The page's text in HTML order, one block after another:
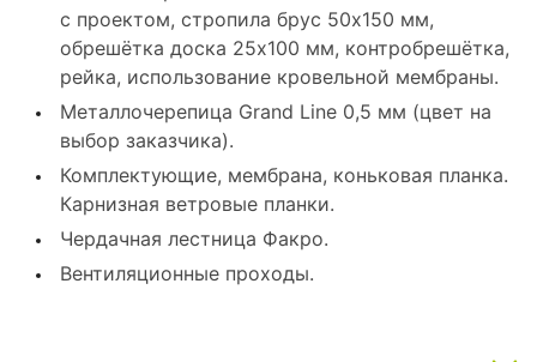
с проектом, стропила брус 50x150 мм,
обрешётка доска 25x100 мм, контробрешётка,
рейка, использование кровельной мембраны.
Металлочерепица Grand Line 0,5 мм (цвет на
выбор заказчика).
Комплектующие, мембрана, коньковая планка.
Карнизная ветровые планки.
Чердачная лестница Факро.
Вентиляционные проходы.